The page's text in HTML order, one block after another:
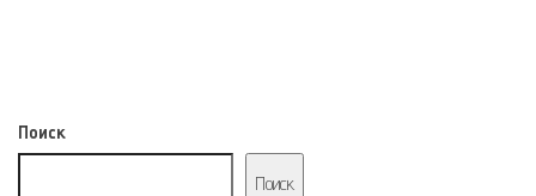
Поиск
Поиск